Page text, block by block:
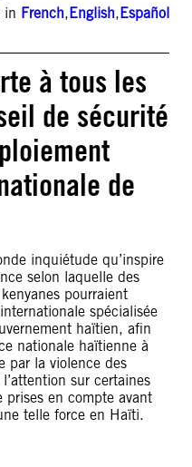
in French,English,Español
à tous les
de sécurité
de
inquiétude qu’inspire
selon laquelle des
pourraient
spécialisée
haïtien, afin
nationale haïtienne à
par la violence des
sur certaines
prises en compte avant
telle force en Haïti.